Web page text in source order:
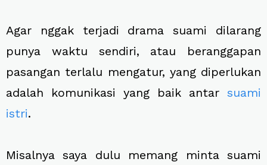
Agar nggak terjadi drama suami dilarang
punya waktu sendiri, atau beranggapan
pasangan terlalu mengatur, yang diperlukan
adalah komunikasi yang baik antar suami
istri.
Misalnya saya dulu memang minta suami